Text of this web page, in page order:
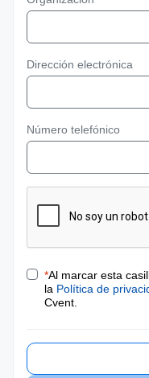
Dirección electrónica
Número telefónico
*Al marcar esta
la Política de
Cvent.